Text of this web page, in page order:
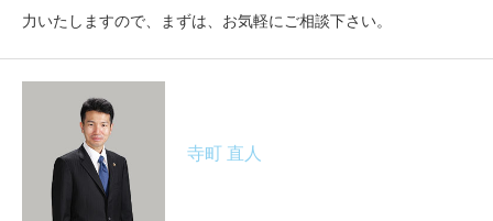
力いたしますので、まずは、お気軽にご相談下さい。
寺町 直人